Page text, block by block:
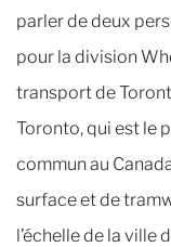
parler de deux
pour la division
transport de
Toronto, qui est le
commun au
surface et de
l’échelle de la ville